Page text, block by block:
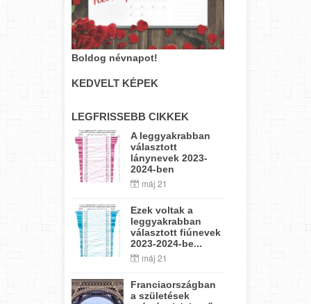
Boldog névnapot!
KEDVELT KÉPEK
LEGFRISSEBB CIKKEK
A leggyakrabban
választott
lánynevek 2023-
2024-ben
máj 21
Ezek voltak a
leggyakrabban
választott fiúnevek
2023-2024-be...
máj 21
Franciaországban
a születések